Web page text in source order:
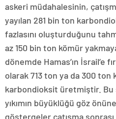
askeri müdahalesinin,
yayılan 281 bin ton
fazlasını oluşturduğunu
az 150 bin ton kömür
dönemde Hamas’ın İsrail’e
olarak 713 ton ya da 300
karbondioksit üretmiştir. Bu
yıkımın büyüklüğü göz
göstergeler çatışma sonrası